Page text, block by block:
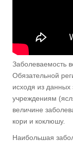
Заболеваемость
Обязательной
исходя из данных
учреждениям
величине
кори и коклюшу.
Наибольшая